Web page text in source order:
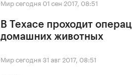
Мир сегодня 01 сен 2017, 08:51
В Техасе проходит
домашних животных
Мир сегодня 31 авг 2017, 08:51